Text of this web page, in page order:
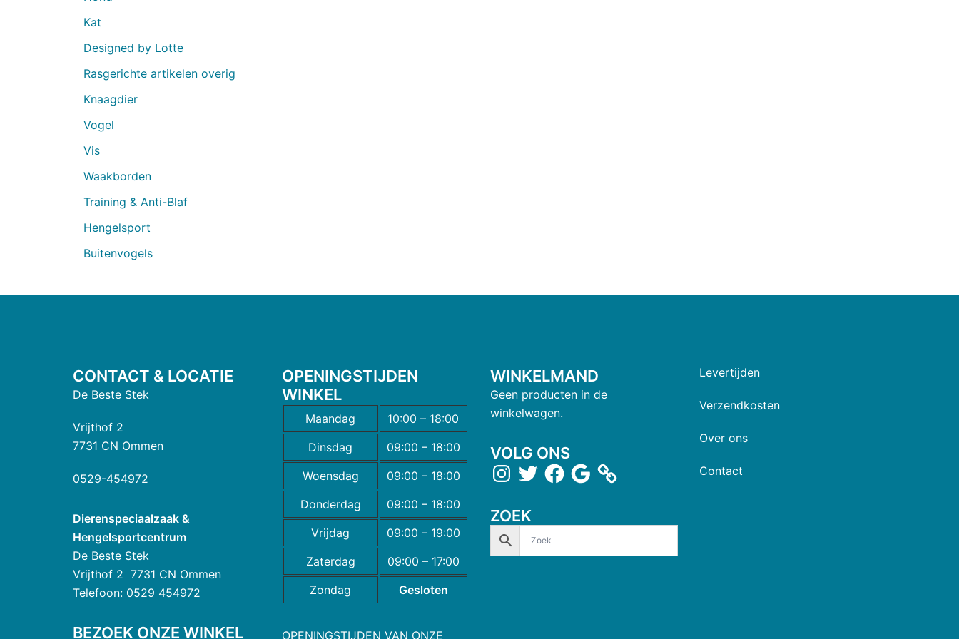
Kat
Designed by Lotte
Rasgerichte artikelen overig
Knaagdier
Vogel
Vis
Waakborden
Training & Anti-Blaf
Hengelsport
Buitenvogels
CONTACT & LOCATIE
De Beste Stek
Vrijthof 2
7731 CN Ommen
0529-454972
Dierenspeciaalzaak &
Hengelsportcentrum
De Beste Stek
Vrijthof 2 7731 CN Ommen
Telefoon: 0529 454972
BEZOEK ONZE WINKEL
OPENINGSTIJDEN
WINKEL
Maandag
10:00 – 18:00
Dinsdag
09:00 – 18:00
Woensdag
09:00 – 18:00
Donderdag
09:00 – 18:00
Vrijdag
09:00 – 19:00
Zaterdag
09:00 – 17:00
Zondag
Gesloten
OPENINGSTIJDEN VAN ONZE
WINKELMAND
Geen producten in de
winkelwagen.
VOLG ONS
ZOEK
Levertijden
Verzendkosten
Over ons
Contact